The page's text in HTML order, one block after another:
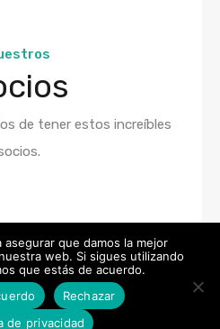
de tener estos increíbles
asegurar que damos la mejor
web. Si sigues utilizando
que estás de acuerdo.
Rechazar
de privacidad